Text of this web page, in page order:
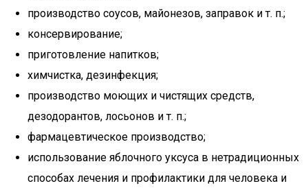
производство соусов, майонезов, заправок и т. п.;
консервирование;
приготовление напитков;
химчистка, дезинфекция;
производство моющих и чистящих средств,
дезодорантов, лосьонов и т. п.;
фармацевтическое производство;
использование яблочного уксуса в нетрадиционных
способах лечения и профилактики для человека и